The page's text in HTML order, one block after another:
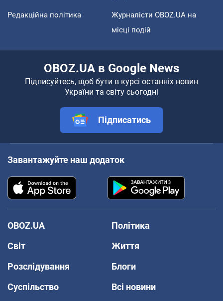
Редакційна політика
Журналісти OBOZ.UA на
місці подій
OBOZ.UA в Google News
Підписуйтесь, щоб бути в курсі останніх новин
України та світу сьогодні
Підписатись
Завантажуйте наш додаток
OBOZ.UA
Політика
Світ
Життя
Розслідування
Блоги
Суспільство
Всі новини